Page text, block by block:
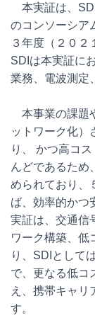
本実証は、
のコンソーシア
３年度（２０２
SDIは本実証に
業務、電波測定
本事業の課題
ットワーク化）
り、 かつ高コ
んどであるため
められており、
ば、効率的かつ
実証は、交通信
ワーク構築、低
り、SDIとして
で、更なる低コ
え、携帯キャリ
す。